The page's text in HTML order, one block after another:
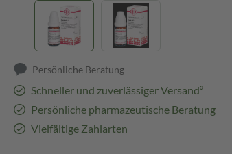
Persönliche Beratung
Schneller und zuverlässiger Versand³
Persönliche pharmazeutische Beratung
Vielfältige Zahlarten